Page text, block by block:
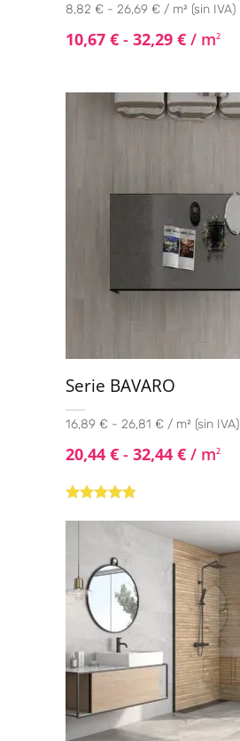
8,82 € - 26,69 € / m² (sin IVA)
10,67 € - 32,29 € / m2
Serie BAVARO
16,89 € - 26,81 € / m² (sin IVA)
20,44 € - 32,44 € / m2
con4.67de